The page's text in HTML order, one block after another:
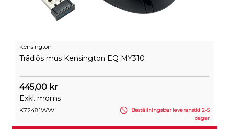
Kensington
Trådlös mus Kensington EQ MY310
445,00 kr
Exkl. moms
K72481WW
Beställningsbar leveranstid 2-5
dagar